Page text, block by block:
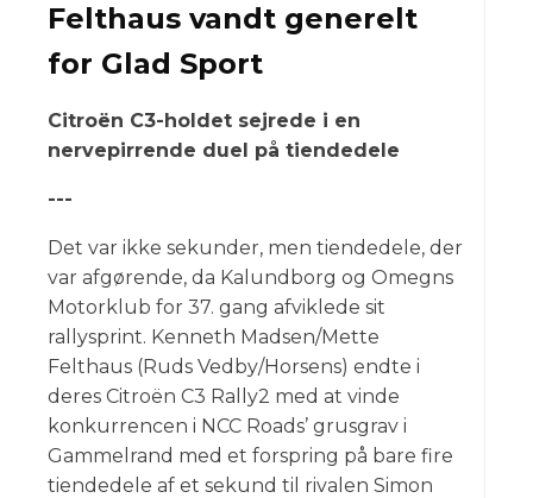
Felthaus vandt generelt
for Glad Sport
Citroën C3-holdet sejrede i en
nervepirrende duel på tiendedele
---
Det var ikke sekunder, men tiendedele, der
var afgørende, da Kalundborg og Omegns
Motorklub for 37. gang afviklede sit
rallysprint. Kenneth Madsen/Mette
Felthaus (Ruds Vedby/Horsens) endte i
deres Citroën C3 Rally2 med at vinde
konkurrencen i NCC Roads’ grusgrav i
Gammelrand med et forspring på bare fire
tiendedele af et sekund til rivalen Simon